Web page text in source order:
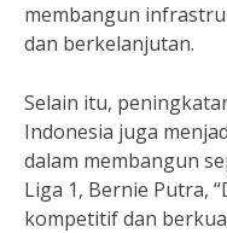
membangun
dan berkelanjutan.
Selain itu,
Indonesia juga
dalam membangun
Liga 1, Bernie Putra,
kompetitif dan